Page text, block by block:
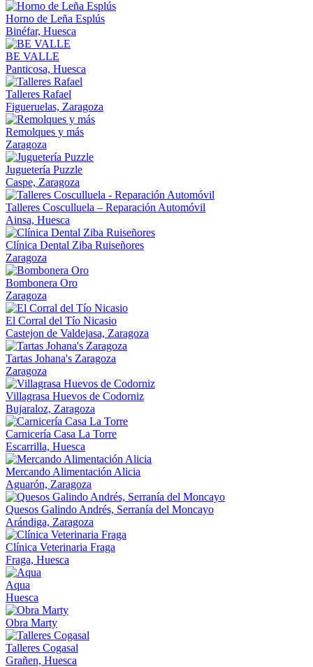
Horno de Leña Esplús
Binéfar, Huesca
BE VALLE
Panticosa, Huesca
Talleres Rafael
Figueruelas, Zaragoza
Remolques y más
Zaragoza
Juguetería Puzzle
Caspe, Zaragoza
Talleres Cosculluela – Reparación Automóvil
Ainsa, Huesca
Clínica Dental Ziba Ruiseñores
Zaragoza
Bombonera Oro
Zaragoza
El Corral del Tío Nicasio
Castejon de Valdejasa, Zaragoza
Tartas Johana's Zaragoza
Zaragoza
Villagrasa Huevos de Codorniz
Bujaraloz, Zaragoza
Carnicería Casa La Torre
Escarrilla, Huesca
Mercando Alimentación Alicia
Aguarón, Zaragoza
Quesos Galindo Andrés, Serranía del Moncayo
Arándiga, Zaragoza
Clínica Veterinaria Fraga
Fraga, Huesca
Aqua
Huesca
Obra Marty
Talleres Cogasal
Grañen, Huesca